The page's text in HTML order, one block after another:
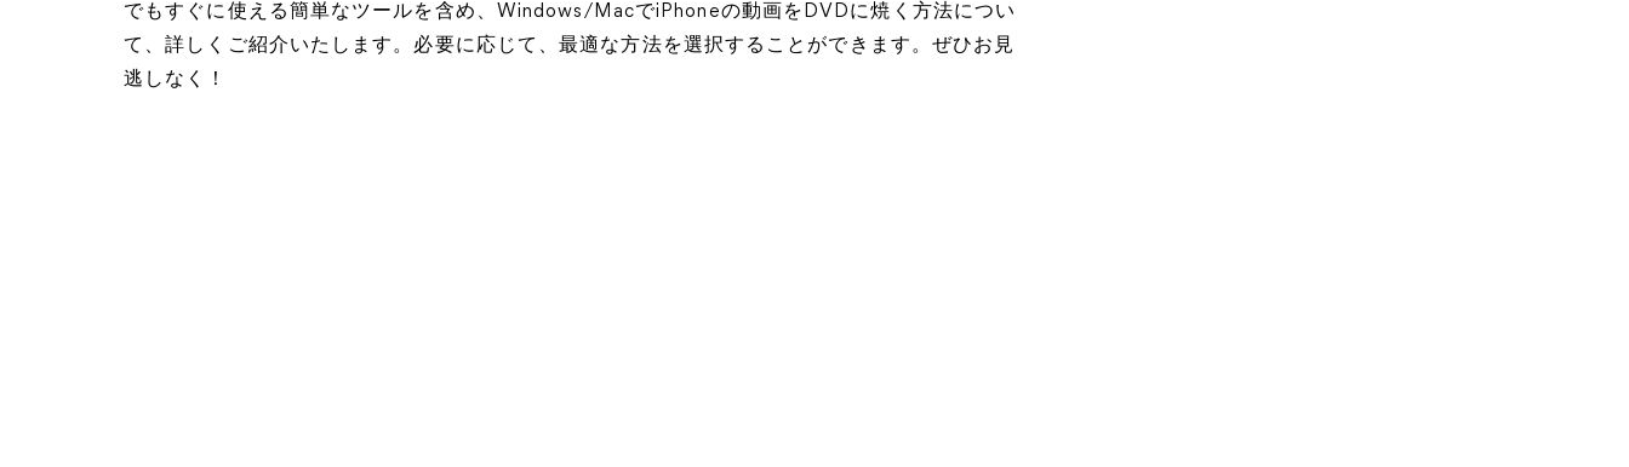
でもすぐに使える簡単なツールを含め、Windows/MacでiPhoneの動画をDVDに焼く方法につい
て、詳しくご紹介いたします。必要に応じて、最適な方法を選択することができます。ぜひお見
逃しなく！